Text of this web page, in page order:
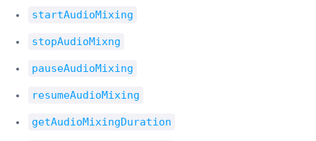
startAudioMixing
stopAudioMixng
pauseAudioMixing
resumeAudioMixing
getAudioMixingDuration